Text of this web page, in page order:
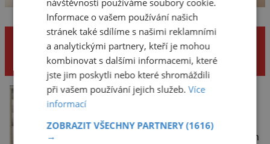
NENECHTE SI UJÍT DALŠÍ
ZAJÍMAVÉ ČLÁNKY
enigmaplus.cz
mírumilovnou povahou
Vodní monstra jsou
poměrně častým koloritem
Informace o vašem používání našich
stránek také sdílíme s našimi reklamními
a analytickými partnery, kteří je mohou
kombinovat s dalšími informacemi, které
jste jim poskytli nebo které shromáždili
při vašem používání jejich služeb.Více
informací
ZOBRAZIT VŠECHNY PARTNERY(1616)
→